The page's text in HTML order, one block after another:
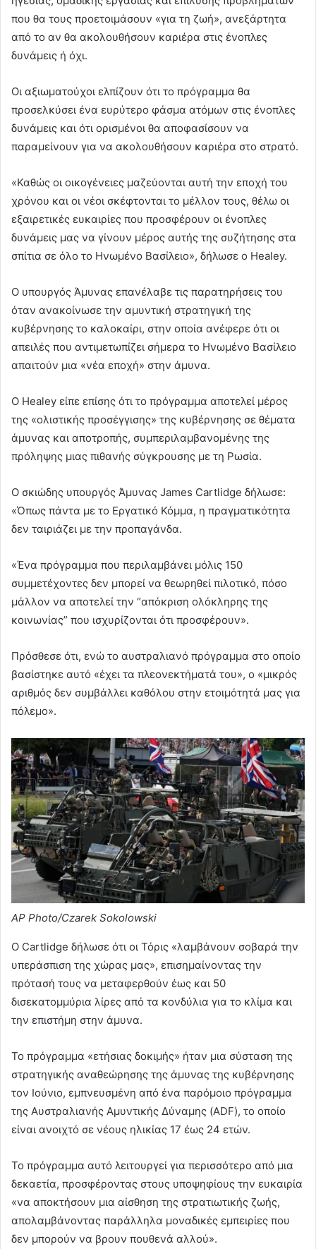
που θα τους προετοιμάσουν «για τη ζωή», ανεξάρτητα
από το αν θα ακολουθήσουν καριέρα στις ένοπλες
δυνάμεις ή όχι.
Οι αξιωματούχοι ελπίζουν ότι το πρόγραμμα θα
προσελκύσει ένα ευρύτερο φάσμα ατόμων στις ένοπλες
δυνάμεις και ότι ορισμένοι θα αποφασίσουν να
παραμείνουν για να ακολουθήσουν καριέρα στο στρατό.
«Καθώς οι οικογένειες μαζεύονται αυτή την εποχή του
χρόνου και οι νέοι σκέφτονται το μέλλον τους, θέλω οι
εξαιρετικές ευκαιρίες που προσφέρουν οι ένοπλες
δυνάμεις μας να γίνουν μέρος αυτής της συζήτησης στα
σπίτια σε όλο το Ηνωμένο Βασίλειο», δήλωσε ο Healey.
Ο υπουργός Άμυνας επανέλαβε τις παρατηρήσεις του
όταν ανακοίνωσε την αμυντική στρατηγική της
κυβέρνησης το καλοκαίρι, στην οποία ανέφερε ότι οι
απειλές που αντιμετωπίζει σήμερα το Ηνωμένο Βασίλειο
απαιτούν μια «νέα εποχή» στην άμυνα.
Ο Healey είπε επίσης ότι το πρόγραμμα αποτελεί μέρος
της «ολιστικής προσέγγισης» της κυβέρνησης σε θέματα
άμυνας και αποτροπής, συμπεριλαμβανομένης της
πρόληψης μιας πιθανής σύγκρουσης με τη Ρωσία.
Ο σκιώδης υπουργός Άμυνας James Cartlidge δήλωσε:
«Όπως πάντα με το Εργατικό Κόμμα, η πραγματικότητα
δεν ταιριάζει με την προπαγάνδα.
«Ένα πρόγραμμα που περιλαμβάνει μόλις 150
συμμετέχοντες δεν μπορεί να θεωρηθεί πιλοτικό, πόσο
μάλλον να αποτελεί την “απόκριση ολόκληρης της
κοινωνίας” που ισχυρίζονται ότι προσφέρουν».
Πρόσθεσε ότι, ενώ το αυστραλιανό πρόγραμμα στο οποίο
βασίστηκε αυτό «έχει τα πλεονεκτήματά του», ο «μικρός
αριθμός δεν συμβάλλει καθόλου στην ετοιμότητά μας για
πόλεμο».
AP Photo/Czarek Sokolowski
Ο Cartlidge δήλωσε ότι οι Τόρις «λαμβάνουν σοβαρά την
υπεράσπιση της χώρας μας», επισημαίνοντας την
πρότασή τους να μεταφερθούν έως και 50
δισεκατομμύρια λίρες από τα κονδύλια για το κλίμα και
την επιστήμη στην άμυνα.
Το πρόγραμμα «ετήσιας δοκιμής» ήταν μια σύσταση της
στρατηγικής αναθεώρησης της άμυνας της κυβέρνησης
τον Ιούνιο, εμπνευσμένη από ένα παρόμοιο πρόγραμμα
της Αυστραλιανής Αμυντικής Δύναμης (ADF), το οποίο
είναι ανοιχτό σε νέους ηλικίας 17 έως 24 ετών.
Το πρόγραμμα αυτό λειτουργεί για περισσότερο από μια
δεκαετία, προσφέροντας στους υποψηφίους την ευκαιρία
«να αποκτήσουν μια αίσθηση της στρατιωτικής ζωής,
απολαμβάνοντας παράλληλα μοναδικές εμπειρίες που
δεν μπορούν να βρουν πουθενά αλλού».